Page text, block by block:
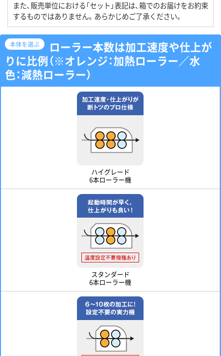
また、販売単位における「セット」表記は、箱でのお届けをお約束
するものではありません。あらかじめご了承ください。
本体を選ぶ
ローラー本数は加工速度や仕上が
りに比例（※オレンジ：加熱ローラー／水
色：減熱ローラー）
ハイグレード
6本ローラー機
スタンダード
6本ローラー機